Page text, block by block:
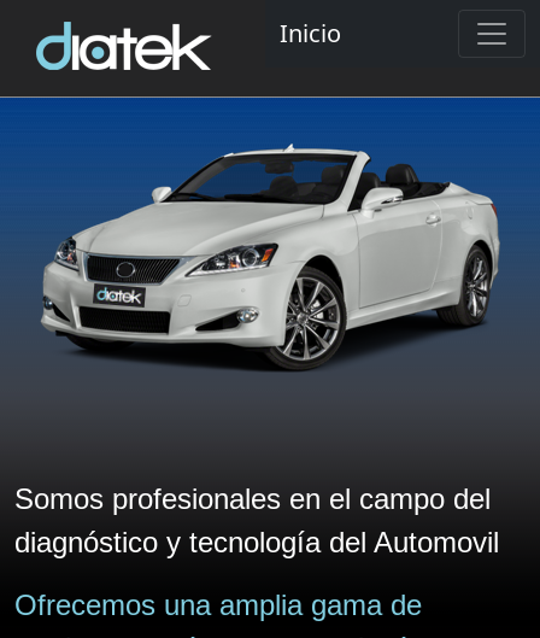
Inicio
Somos profesionales en el campo del
diagnóstico y tecnología del Automovil
Ofrecemos una amplia gama de